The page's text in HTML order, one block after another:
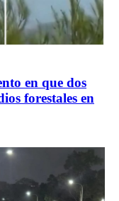
en que dos
forestales en